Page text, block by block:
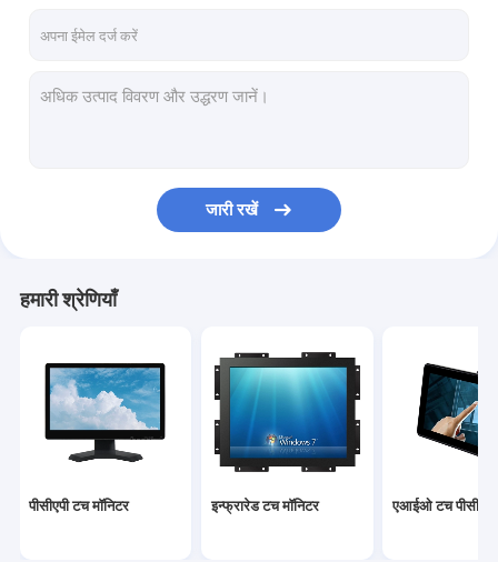
पीसीएपी टच स्क्रीन
पीसीएपी टच फोइल
टीएफटी एलसीडी पैनल
भूतल ध्वनिक तरंग टच स्क्रीन
घुमावदार टच स्क्रीन मॉनिटर
जारी रखें
हमारी श्रेणियाँ
पीसीएपी टच मॉनिटर इन्फ्रारेड टच मॉनिटर एआईओ टच पीसी